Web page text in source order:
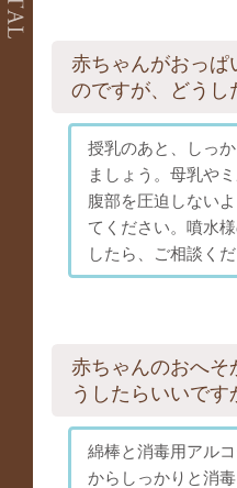
赤ちゃんがおっぱ
のですが、どうし
授乳のあと、しっ
ましょう。母乳や
腹部を圧迫しない
てください。噴水
したら、ご相談くだ
赤ちゃんのおへそ
うしたらいいです
綿棒と消毒用アル
からしっかりと消